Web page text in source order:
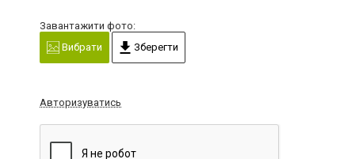
Завантажити фото:
Вибрати
Зберегти
Авторизуватись